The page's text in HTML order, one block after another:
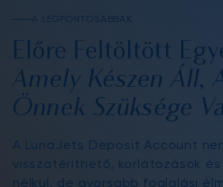
A LEGFONTOSABBAK
Előre Feltöltött
Amely Készen Áll,
Önnek Szüksége
A LunaJets Deposit Account
visszatéríthető, korlátozások
nélkül, de gyorsabb foglalási